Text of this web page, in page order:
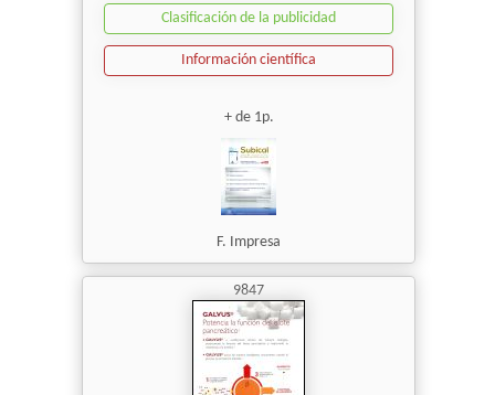
Clasificación de la publicidad
Información científica
+ de 1p.
F. Impresa
9847